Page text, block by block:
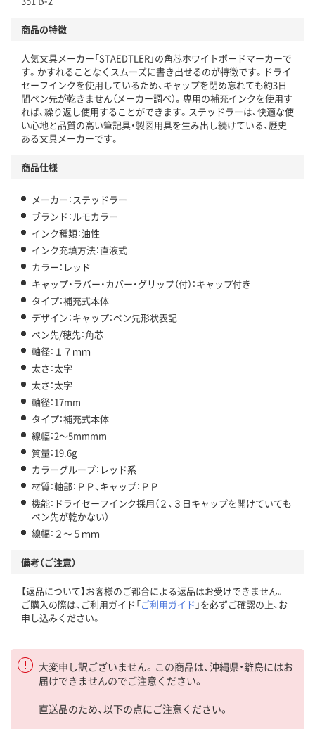
商品の特徴
人気文具メーカー「STAEDTLER」の角芯ホワイトボードマーカーで
す。かすれることなくスムーズに書き出せるのが特徴です。ドライ
セーフインクを使用しているため、キャップを閉め忘れても約3日
間ペン先が乾きません（メーカー調べ）。専用の補充インクを使用す
れば、繰り返し使用することができます。ステッドラーは、快適な使
い心地と品質の高い筆記具・製図用具を生み出し続けている、歴史
ある文具メーカーです。
商品仕様
メーカー：ステッドラー
ブランド：ルモカラー
インク種類：油性
インク充填方法：直液式
カラー：レッド
キャップ・ラバー・カバー・グリップ（付）：キャップ付き
タイプ：補充式本体
デザイン：キャップ：ペン先形状表記
ペン先/穂先：角芯
軸径：１７ｍｍ
太さ：太字
太さ：太字
軸径：17mm
タイプ：補充式本体
線幅：2～5mmmm
質量：19.6g
カラーグループ：レッド系
材質：軸部：ＰＰ、キャップ：ＰＰ
機能：ドライセーフインク採用（２、３日キャップを開けていても
ペン先が乾かない）
線幅：２～５ｍｍ
備考（ご注意）
【返品について】お客様のご都合による返品はお受けできません。
ご購入の際は、ご利用ガイド「ご利用ガイド 」を必ずご確認の上、お
申し込みください。
大変申し訳ございません。この商品は、沖縄県・離島にはお
届けできませんのでご注意ください。
直送品のため、以下の点にご注意ください。